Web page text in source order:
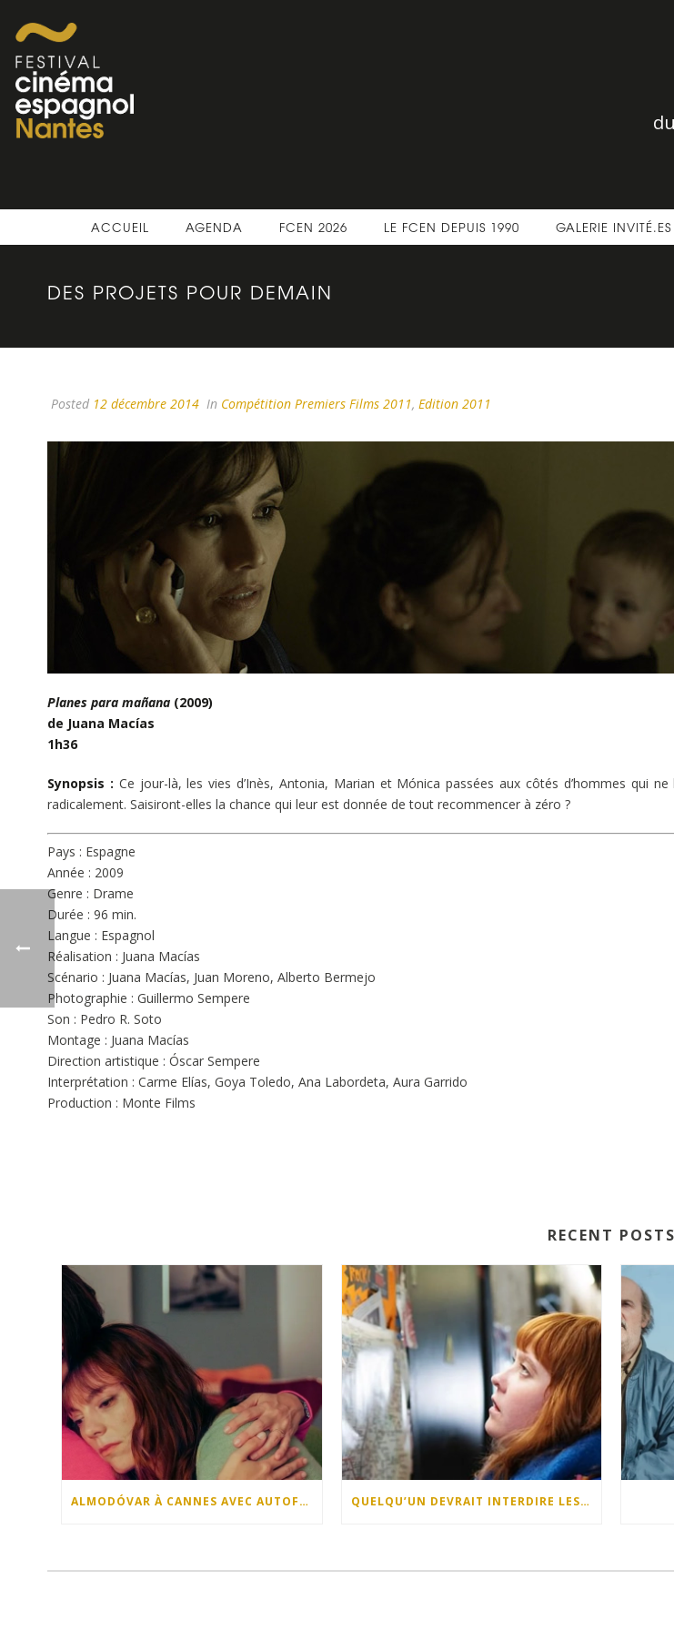
ACCUEIL AGENDA FCEN 2026 LE FCEN DEPUIS 1990 GALERIE INVITÉ.ES
DES PROJETS POUR DEMAIN
Posted 12 décembre 2014 In Compétition Premiers Films 2011, Edition 2011
Planes para mañana (2009)
de Juana Macías
1h36
Synopsis : Ce jour-là, les vies d’Inès, Antonia, Marian et Mónica passées aux côtés d’hommes qui
radicalement. Saisiront-elles la chance qui leur est donnée de tout recommencer à zéro ?
Pays : Espagne
Année : 2009
Genre : Drame
Durée : 96 min.
Langue : Espagnol
Réalisation : Juana Macías
Scénario : Juana Macías, Juan Moreno, Alberto Bermejo
Photographie : Guillermo Sempere
Son : Pedro R. Soto
Montage : Juana Macías
Direction artistique : Óscar Sempere
Interprétation : Carme Elías, Goya Toledo, Ana Labordeta, Aura Garrido
Production : Monte Films
RECENT POSTS
ALMODÓVAR À CANNES AVEC AUTOFICTION ! QUELQU’UN DEVRAIT INTERDIRE LES DIMANCHES APRÈS-MIDI